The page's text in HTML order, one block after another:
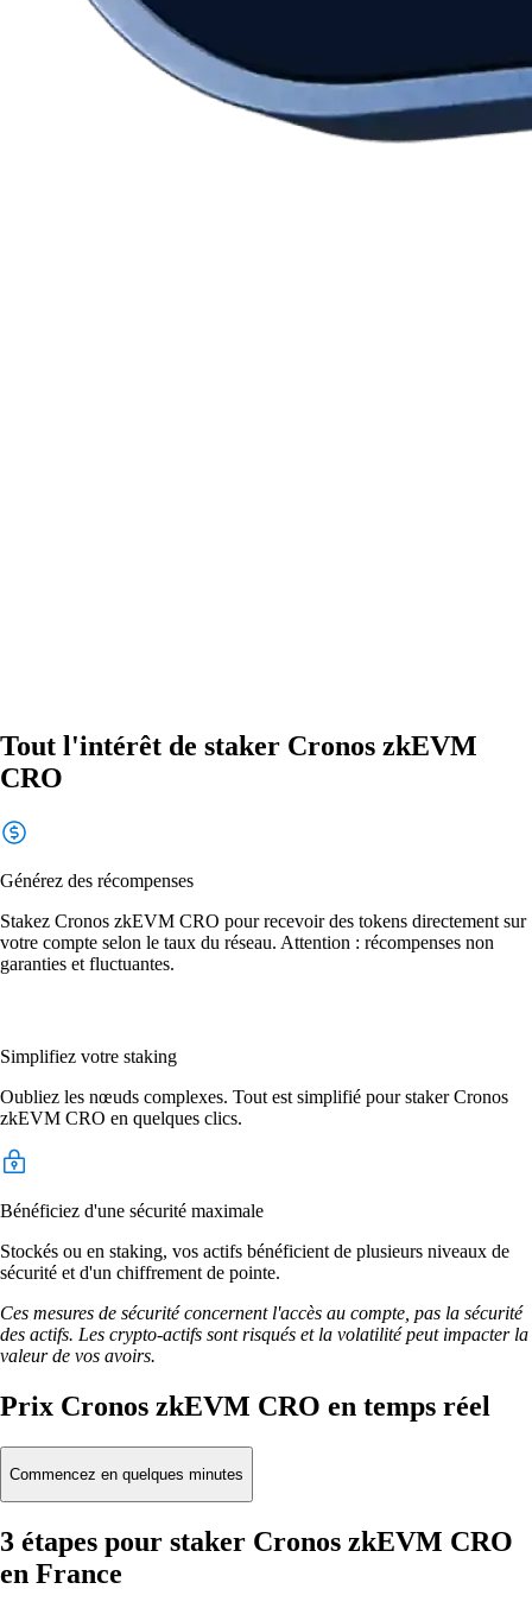
Tout l'intérêt de staker Cronos zkEVM
CRO
Générez des récompenses
Stakez Cronos zkEVM CRO pour recevoir des tokens directement sur
votre compte selon le taux du réseau. Attention : récompenses non
garanties et fluctuantes.
Simplifiez votre staking
Oubliez les nœuds complexes. Tout est simplifié pour staker Cronos
zkEVM CRO en quelques clics.
Bénéficiez d'une sécurité maximale
Stockés ou en staking, vos actifs bénéficient de plusieurs niveaux de
sécurité et d'un chiffrement de pointe.
Ces mesures de sécurité concernent l'accès au compte, pas la sécurité
des actifs. Les crypto-actifs sont risqués et la volatilité peut impacter la
valeur de vos avoirs.
Prix Cronos zkEVM CRO en temps réel
Commencez en quelques minutes
3 étapes pour staker Cronos zkEVM CRO
en France